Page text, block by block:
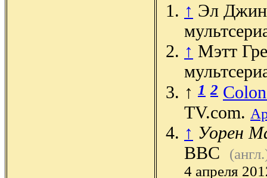
↑ Эл
↑ Мэтт
↑ 1 2
TV.com.
↑ Уорен
BBC
4 апреля